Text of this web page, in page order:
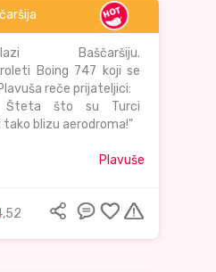
Baščaršiju.
Boing 747 koji se
reče prijateljici:
Šteta što su Turci
tako blizu aerodroma!"
Plavuše